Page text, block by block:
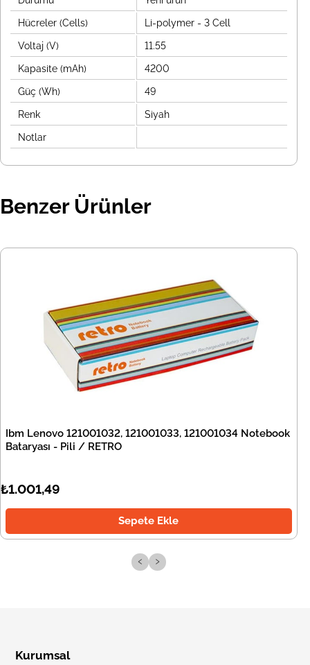
Hücreler (Cells) Li-polymer - 3 Cell
Voltaj (V) 11.55
Kapasite (mAh) 4200
Güç (Wh) 49
Renk Siyah
Notlar
Benzer Ürünler
Ibm Lenovo 121001032, 121001033, 121001034 Notebook
Bataryası - Pili / RETRO
₺1.001,49
Sepete Ekle
‹ ›
Kurumsal